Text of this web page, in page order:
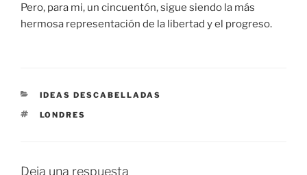
Pero, para mi, un cincuentón, sigue siendo la más
hermosa representación de la libertad y el progreso.
CATEGORÍAS
IDEAS DESCABELLADAS
ETIQUETAS
LONDRES
Deja una respuesta